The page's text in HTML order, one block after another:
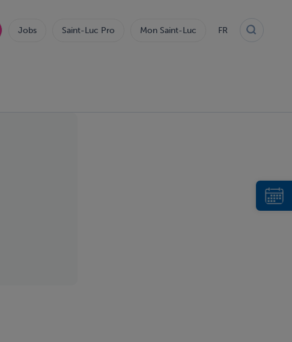
Jobs Saint-Luc Pro Mon Saint-Luc FR